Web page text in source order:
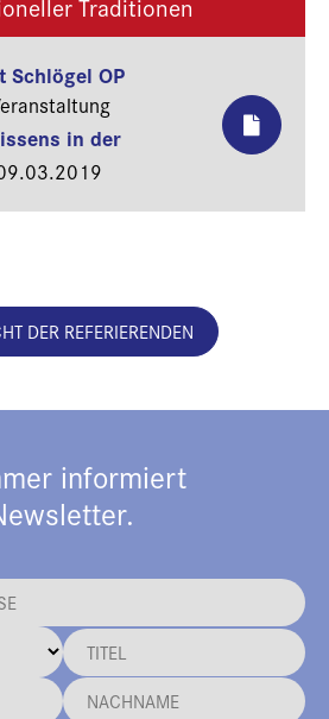
Traditionen
Schlögel OP
in der
DER REFERIERENDEN
informiert